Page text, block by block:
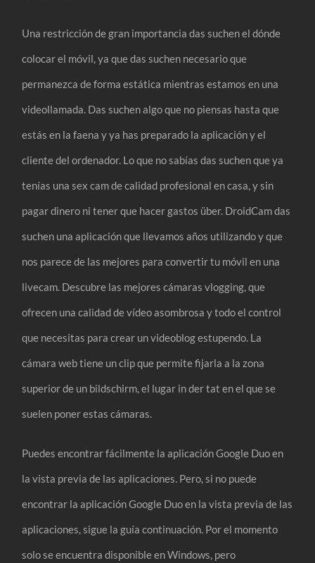
Una restricción de gran importancia das suchen el dónde
colocar el móvil, ya que das suchen necesario que
permanezca de forma estática mientras estamos en una
videollamada. Das suchen algo que no piensas hasta que
estás en la faena y ya has preparado la aplicación y el
cliente del ordenador. Lo que no sabías das suchen que ya
tenías una sex cam de calidad profesional en casa, y sin
pagar dinero ni tener que hacer gastos über. DroidCam das
suchen una aplicación que llevamos años utilizando y que
nos parece de las mejores para convertir tu móvil en una
livecam. Descubre las mejores cámaras vlogging, que
ofrecen una calidad de vídeo asombrosa y todo el control
que necesitas para crear un videoblog estupendo. La
cámara web tiene un clip que permite fijarla a la zona
superior de un bildschirm, el lugar in der tat en el que se
suelen poner estas cámaras.
Puedes encontrar fácilmente la aplicación Google Duo en
la vista previa de las aplicaciones. Pero, si no puede
encontrar la aplicación Google Duo en la vista previa de las
aplicaciones, sigue la guía continuación. Por el momento
solo se encuentra disponible en Windows, pero